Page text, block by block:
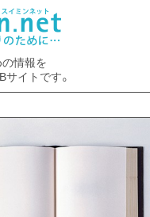
情報を
サイトです。